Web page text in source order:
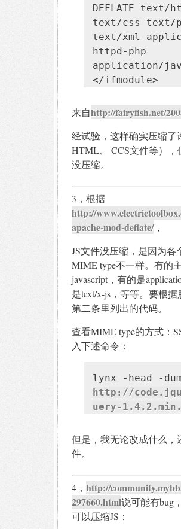
DEFLATE text/
text/css text/
text/xml
httpd-php
application/
</ifmodule>
来自http://fairyfish.net/
经试验，这样确实压缩了
HTML、 CCS文件等），
没压缩。
3，根据
http://
apache-mod-deflate/，
JS文件没压缩，是因为各
MIME type不一样。有的
javascript，有的是
是text/x-js，等等。要根
第二条里列出的代码。
查看MIME type的方式：
入下述命令：
lynx -head -
http://
uery-
但是，我无论改成什么，
件。
4， http://
297660.html说可能有bug
可以压缩JS：